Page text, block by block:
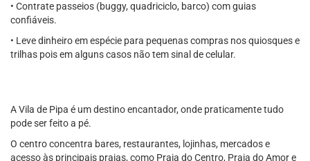
• Contrate passeios (buggy, quadriciclo, barco) com guias
confiáveis.
• Leve dinheiro em espécie para pequenas compras nos quiosques e
trilhas pois em alguns casos não tem sinal de celular.
A Vila de Pipa é um destino encantador, onde praticamente tudo
pode ser feito a pé.
O centro concentra bares, restaurantes, lojinhas, mercados e
acesso às principais praias, como Praia do Centro, Praia do Amor e